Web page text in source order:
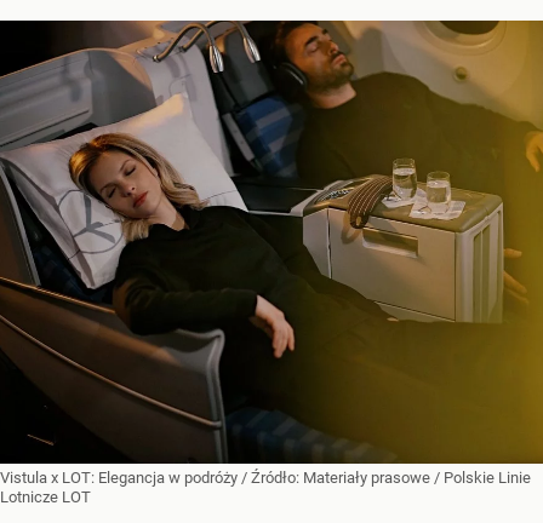
Vistula x LOT: Elegancja w podróży / Źródło: Materiały prasowe / Polskie Linie
Lotnicze LOT